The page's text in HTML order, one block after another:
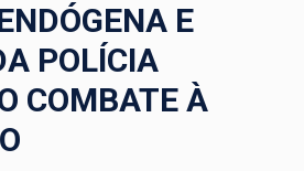
E
POLÍCIA
COMBATE À